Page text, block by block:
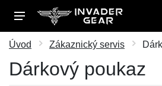
Úvod Zákaznický servis
Dárkový poukaz